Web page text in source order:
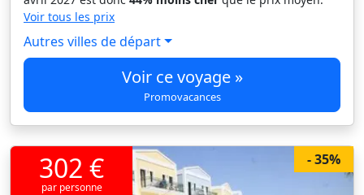
Voir tous les prix
Autres villes de départ
Voir ce voyage »
Promovacances
- 35%
302 €
par personne